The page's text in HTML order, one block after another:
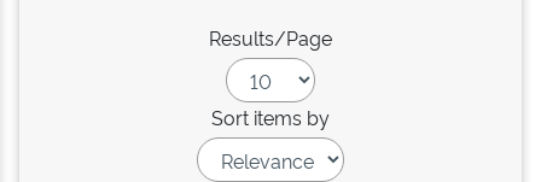
Results/Page
Sort items by